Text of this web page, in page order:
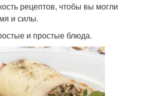
рецептов, чтобы вы могли
и силы.
и простые блюда.